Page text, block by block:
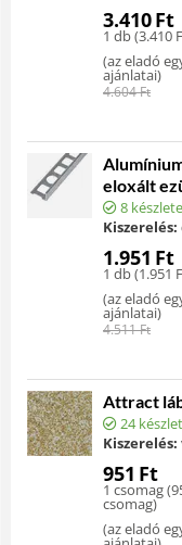
3.410Ft
1 db (3.410
(az eladó
ajánlatai)
4.604Ft
eloxált
8
Kiszerelés:
1.951 Ft
1 db (1.951
(az eladó
ajánlatai)
4.511Ft
Attract
24
Kiszerelés:
951 Ft
1 csomag (
csomag)
(az eladó